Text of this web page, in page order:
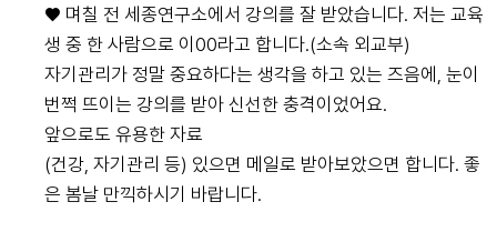
♥ 며칠 전 세종연구소에서 강의를 잘 받았습니다. 저는 교육
생 중 한 사람으로 이00라고 합니다.(소속 외교부)
자기관리가 정말 중요하다는 생각을 하고 있는 즈음에, 눈이
번쩍 뜨이는 강의를 받아 신선한 충격이었어요.
앞으로도 유용한 자료
(건강, 자기관리 등) 있으면 메일로 받아보았으면 합니다. 좋
은 봄날 만끽하시기 바랍니다.